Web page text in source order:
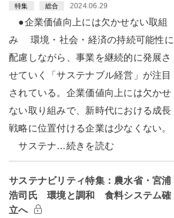
特集 総合 2024.06.29
●企業価値向上には欠かせない取組
み 環境・社会・経済の持続可能性に
配慮しながら、事業を継続的に発展さ
せていく「サステナブル経営」が注目
されている。企業価値向上には欠かせ
ない取り組みで、新時代における成長
戦略に位置付ける企業は少なくない。
サステナ…続きを読む
サステナビリティ特集：農水省・宮浦
浩司氏 環境と調和 食料システム確
立へ